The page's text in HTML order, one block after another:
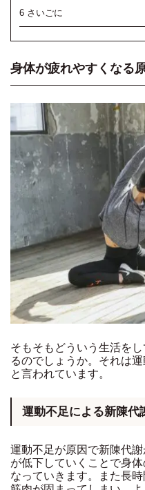
6 さいごに
身体が疲れやすくなる
そもそもどういう生活を
るのでしょうか。それは
と言われています。
運動不足による新陳代
運動不足が原因で新陳代
が低下していくことで身
なっていきます。また長